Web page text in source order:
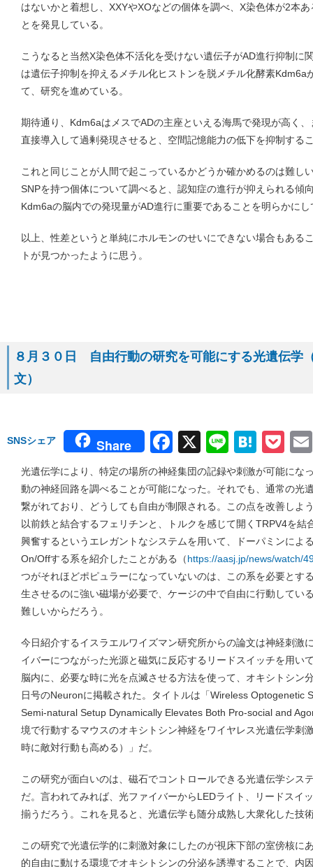
はないかと着想し、XXYやXOなどの個体を調べ、X染色体が2本
とを発見している。
こうなると当然X染色体不活化を受けない遺伝子がAD進行抑制に
は遺伝子抑制を抑えるメチル化ヒストンを脱メチル化酵素Kdm6a
て、研究を進めている。
期待通り、Kdm6aはメスでADの主座といえる海馬で発現が高く
直接導入して過剰発現させると、空間記憶能力の低下を抑制する
これと同じことが人間で起こっているかどうか確かめるのは難し
SNPを持つ個体について調べると、認知症の進行が抑えられる傾
Kdm6aの脳内での発現量がAD進行に重要であることを明らかにし
以上、性差というと単純にホルモンのせいにできない場合もある
トが見つかったように思う。
８月３０日 自由行動の研究を可能にする光遺伝学
文）
SNSシェア Share Facebook
X Line
光遺伝学により、特定の場所の神経集団の記録や刺激が可能にな
動の神経回路を調べることが可能になった。それでも、通常の光
繋がれており、どうしても自由が制限される。この点を改善しよ
以前鉄と結合するフェリチンと、トルクを感じて開くTRPV4を結
興奮するというエレガントなシステムを用いて、ドーパミンによ
On/Offする系を紹介したことがある（https://aasj.jp/news/watch/
つがそれほどポピュラーになっていないのは、この系を必要とす
生させるのに強い磁場が必要で、ケージの中で自由に行動してい
難しいからだろう。
今日紹介するイスラエルワイズマン研究所からの論文は神経刺激
イバーにつながった光源と磁気に反応するリードスイッチを用い
脳内に、必要な時に光を点滅させる方法を使って、オキシトシン
日号のNeuronに掲載された。タイトルは「Wireless Optogenetic
Semi-natural Setup Dynamically Elevates Both Pro-social and
境で行動するマウスのオキシトシン神経をワイヤレス光遺伝学刺
時に敵対行動も高める）」だ。
この研究が面白いのは、磁石でコントロールできる光遺伝学シス
だ。言われてみれば、光ファイバーからLEDライト、リードスイ
揃うだろう。これを見ると、光遺伝学も随分成熟し大衆化した技
この研究で光遺伝学的に刺激対象にしたのが視床下部の室傍核に
的自由に動ける環境でオキシトシンの分泌を誘導することで、内